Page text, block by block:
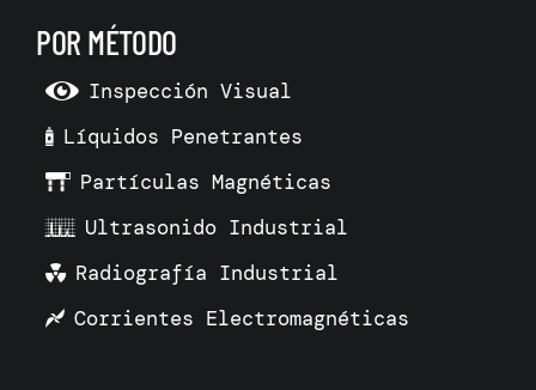
POR MÉTODO
Inspección Visual
Líquidos Penetrantes
Partículas Magnéticas
Ultrasonido Industrial
Radiografía Industrial
Corrientes Electromagnéticas